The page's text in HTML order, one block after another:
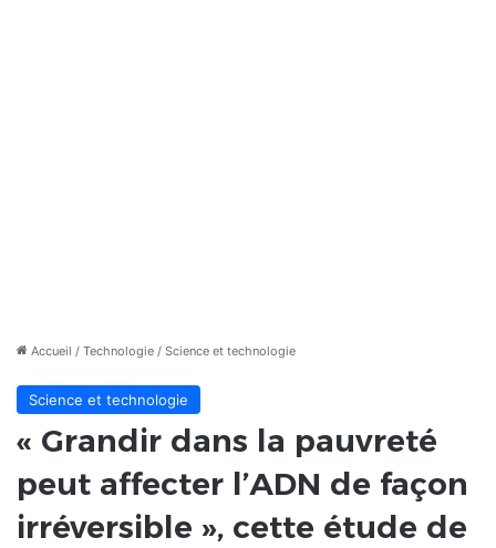
Accueil / Technologie / Science et technologie
Science et technologie
« Grandir dans la pauvreté
peut affecter l’ADN de façon
irréversible », cette étude de